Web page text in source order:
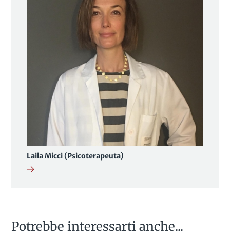
Laila Micci (Psicoterapeuta)
Potrebbe interessarti anche...